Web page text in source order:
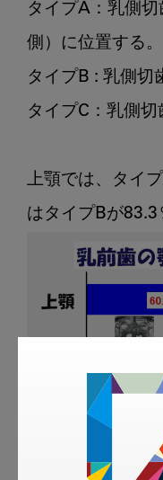
タイプA：乳側
側）に位置する。
タイプB : 乳側切
タイプC：乳側切
上顎では、タイ